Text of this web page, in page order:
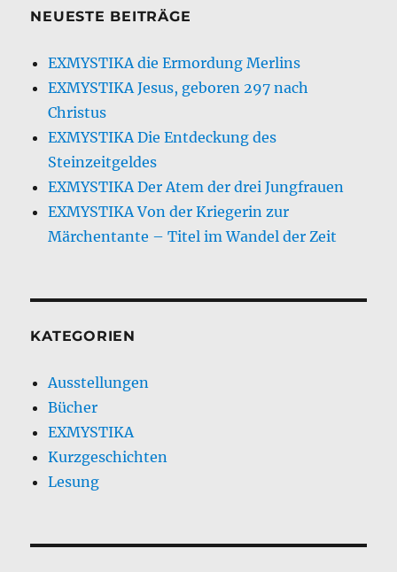
NEUESTE BEITRÄGE
EXMYSTIKA die Ermordung Merlins
EXMYSTIKA Jesus, geboren 297 nach
Christus
EXMYSTIKA Die Entdeckung des
Steinzeitgeldes
EXMYSTIKA Der Atem der drei Jungfrauen
EXMYSTIKA Von der Kriegerin zur
Märchentante – Titel im Wandel der Zeit
KATEGORIEN
Ausstellungen
Bücher
EXMYSTIKA
Kurzgeschichten
Lesung